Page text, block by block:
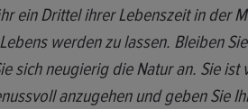
ein Drittel ihrer Lebenszeit in der
werden zu lassen. Bleiben
sich neugierig die Natur an. Sie
anzugehen und geben Sie